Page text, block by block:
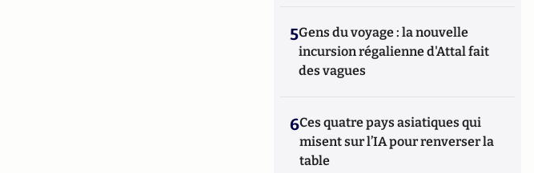
5Gens du voyage : la nouvelle
incursion régalienne d'Attal fait
des vagues
6Ces quatre pays asiatiques qui
misent sur l’IA pour renverser la
table